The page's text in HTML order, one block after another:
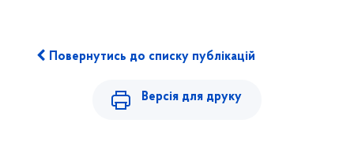
Повернутись до списку публікацій
Версія для друку